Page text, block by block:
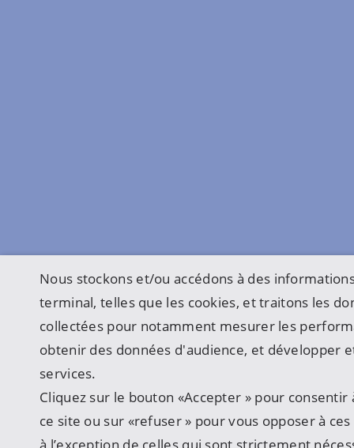
Nous stockons et/ou accédons à des
terminal, telles que les cookies, et traitons les
collectées pour notamment mesurer les
obtenir des données d'audience, et développer
services.
Cliquez sur le bouton «Accepter » pour consentir
ce site ou sur «refuser » pour vous opposer à